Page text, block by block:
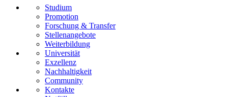
Studium
Promotion
Forschung & Transfer
Stellenangebote
Weiterbildung
Universität
Exzellenz
Nachhaltigkeit
Community
Kontakte